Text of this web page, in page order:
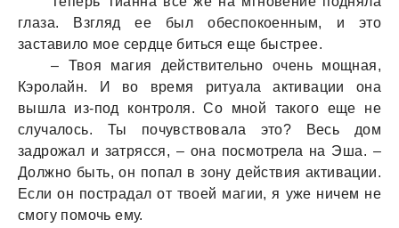
глаза. Взгляд ее был обеспокоенным, и это
заставило мое сердце биться еще быстрее.
– Твоя магия действительно очень мощная,
Кэролайн. И во время ритуала активации она
вышла из-под контроля. Со мной такого еще не
случалось. Ты почувствовала это? Весь дом
задрожал и затрясся, – она посмотрела на Эша. –
Должно быть, он попал в зону действия активации.
Если он пострадал от твоей магии, я уже ничем не
смогу помочь ему.